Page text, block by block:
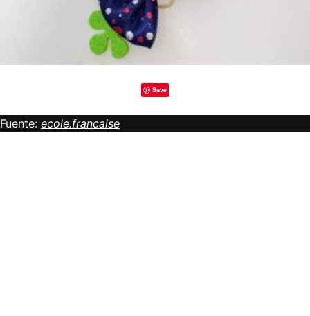
Save
Fuente: ecole.francaise